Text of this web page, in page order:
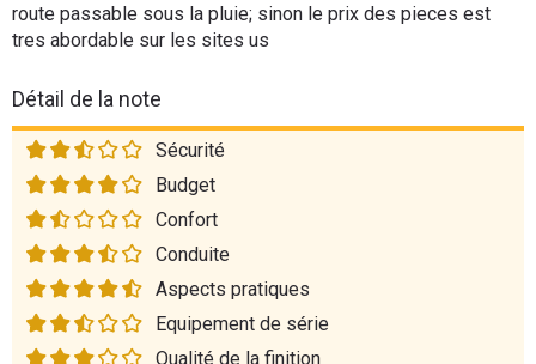
route passable sous la pluie; sinon le prix des pieces est
tres abordable sur les sites us
Détail de la note
Sécurité
Budget
Confort
Conduite
Aspects pratiques
Equipement de série
Qualité de la finition